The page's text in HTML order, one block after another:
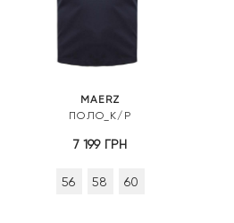
MAERZ
ПОЛО_К/Р
7 199 ГРН
56 58 60